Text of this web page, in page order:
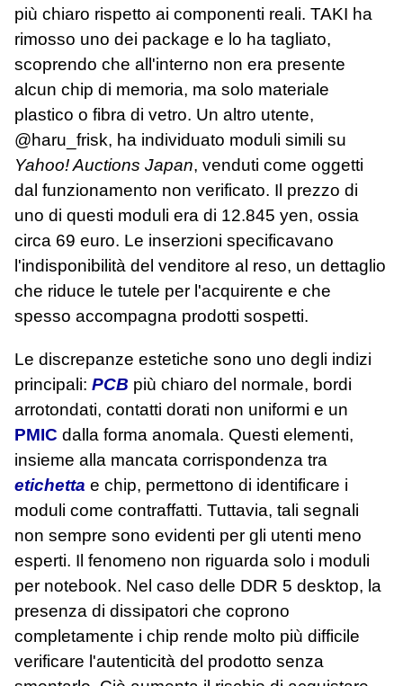
più chiaro rispetto ai componenti reali. TAKI ha
rimosso uno dei package e lo ha tagliato,
scoprendo che all'interno non era presente
alcun chip di memoria, ma solo materiale
plastico o fibra di vetro. Un altro utente,
@haru_frisk, ha individuato moduli simili su
Yahoo! Auctions Japan, venduti come oggetti
dal funzionamento non verificato. Il prezzo di
uno di questi moduli era di 12.845 yen, ossia
circa 69 euro. Le inserzioni specificavano
l'indisponibilità del venditore al reso, un dettaglio
che riduce le tutele per l'acquirente e che
spesso accompagna prodotti sospetti.
Le discrepanze estetiche sono uno degli indizi
principali: PCB più chiaro del normale, bordi
arrotondati, contatti dorati non uniformi e un
PMIC dalla forma anomala. Questi elementi,
insieme alla mancata corrispondenza tra
etichetta e chip, permettono di identificare i
moduli come contraffatti. Tuttavia, tali segnali
non sempre sono evidenti per gli utenti meno
esperti. Il fenomeno non riguarda solo i moduli
per notebook. Nel caso delle DDR 5 desktop, la
presenza di dissipatori che coprono
completamente i chip rende molto più difficile
verificare l'autenticità del prodotto senza